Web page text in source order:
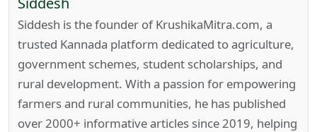
Siddesh is the founder of KrushikaMitra.com, a
trusted Kannada platform dedicated to agriculture,
government schemes, student scholarships, and
rural development. With a passion for empowering
farmers and rural communities, he has published
over 2000+ informative articles since 2019, helping